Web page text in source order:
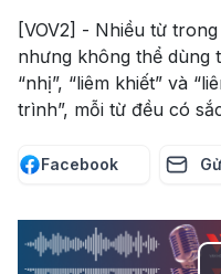
[VOV2] - Nhiều từ
nhưng không thể dùng
“nhị”, “liêm khiết” và
trình”, mỗi từ đều có
Facebook